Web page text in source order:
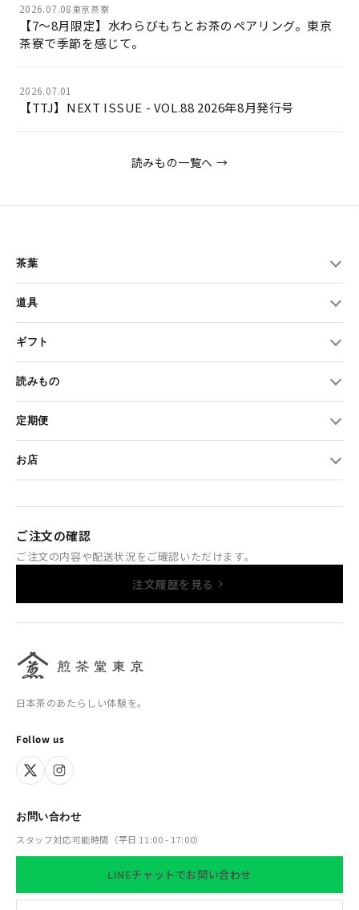
2026.07.08東京茶寮
【7〜8月限定】水わらびもちとお茶のペアリング。東京
茶寮で季節を感じて。
2026.07.01
【TTJ】NEXT ISSUE - VOL.88 2026年8月発行号
読みもの一覧へ →
茶葉
道具
ギフト
読みもの
定期便
お店
ご注文の確認
ご注文の内容や配送状況をご確認いただけます。
注文履歴を見る
日本茶のあたらしい体験を。
Follow us
お問い合わせ
スタッフ対応可能時間（平日 11:00 - 17:00）
LINEチャットでお問い合わせ